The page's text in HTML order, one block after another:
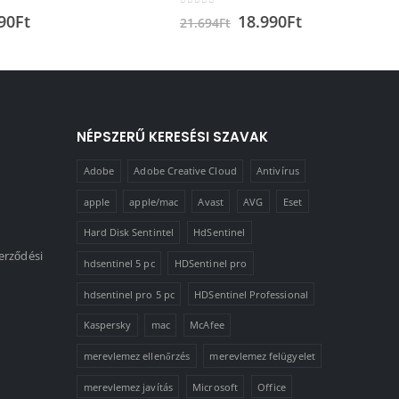
Ft 18.990 Ft
NÉPSZERŰ KERESÉSI SZAVAK
Adobe Adobe Creative Cloud Antivírus
apple apple/mac Avast AVG Eset
Hard Disk Sentintel HdSentinel
hdsentinel 5 pc HDSentinel pro
hdsentinel pro 5 pc HDSentinel Professional
Kaspersky mac McAfee
merevlemez ellenőrzés merevlemez felügyelet
merevlemez javítás Microsoft Office